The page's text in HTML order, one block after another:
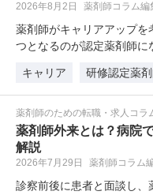
2026年8月2日 薬剤師コラム編
薬剤師がキャリアアップを
つとなるのが認定薬剤師に
キャリア
研修認定薬
薬剤師のための転職・求人コラ
薬剤師外来とは？病院
解説
2026年7月29日 薬剤師コラム
診察前後に患者と面談し、